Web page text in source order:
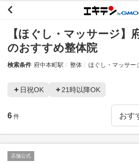
【ほぐし・マッサージ】
のおすすめ整体院
検索条件 府中本町駅 整体 ほぐし・マッサー
日祝OK 21時以降OK
6 件
店舗公式